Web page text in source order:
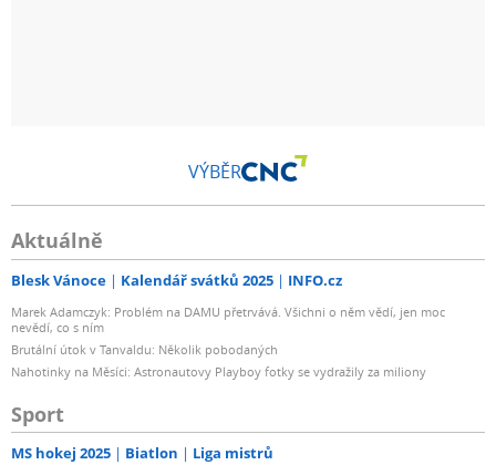
VÝBĚR
Aktuálně
Blesk Vánoce Kalendář svátků 2025 INFO.cz
Marek Adamczyk: Problém na DAMU přetrvává. Všichni o něm vědí, jen moc
nevědí, co s ním
Brutální útok v Tanvaldu: Několik pobodaných
Nahotinky na Měsíci: Astronautovy Playboy fotky se vydražily za miliony
Sport
MS hokej 2025 Biatlon Liga mistrů